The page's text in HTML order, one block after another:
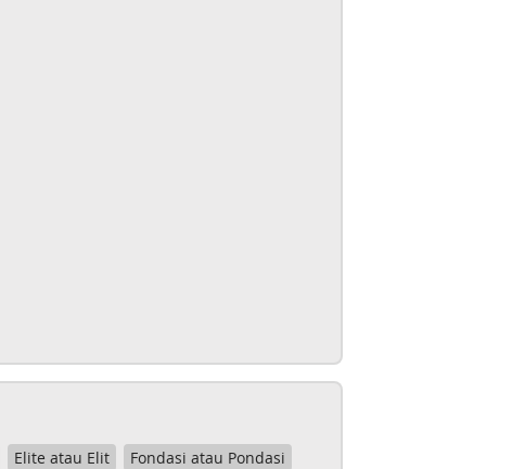
Elite atau Elit
Fondasi atau Pondasi